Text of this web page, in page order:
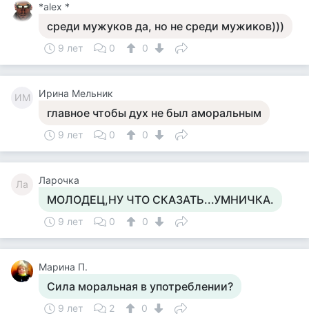
*alex *
среди мужуков да, но не среди мужиков)))
9 лет 0 0
ИМ Ирина Мельник
главное чтобы дух не был аморальным
9 лет 0 0
Ла Ларочка
МОЛОДЕЦ,НУ ЧТО СКАЗАТЬ...УМНИЧКА.
9 лет 0 0
Марина П.
Сила моральная в употреблении?
9 лет 2
0